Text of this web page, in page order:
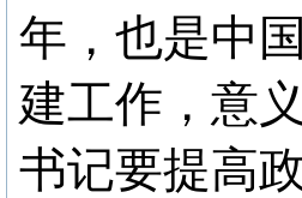
年，也是中
建工作，意
书记要提高